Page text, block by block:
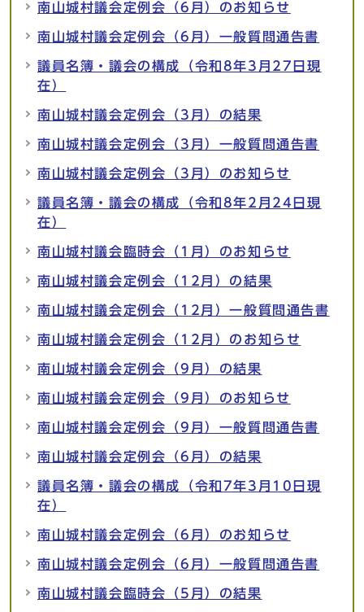
南山城村議会定例会（6月）のお知らせ
南山城村議会定例会（6月）一般質問通告書
議員名簿・議会の構成（令和8年3月27日現
在）
南山城村議会定例会（3月）の結果
南山城村議会定例会（3月）一般質問通告書
南山城村議会定例会（3月）のお知らせ
議員名簿・議会の構成（令和8年2月24日現
在）
南山城村議会臨時会（1月）のお知らせ
南山城村議会定例会（12月）の結果
南山城村議会定例会（12月）一般質問通告書
南山城村議会定例会（12月）のお知らせ
南山城村議会定例会（9月）の結果
南山城村議会定例会（9月）のお知らせ
南山城村議会定例会（9月）一般質問通告書
南山城村議会定例会（6月）の結果
議員名簿・議会の構成（令和7年3月10日現
在）
南山城村議会定例会（6月）のお知らせ
南山城村議会定例会（6月）一般質問通告書
南山城村議会臨時会（5月）の結果